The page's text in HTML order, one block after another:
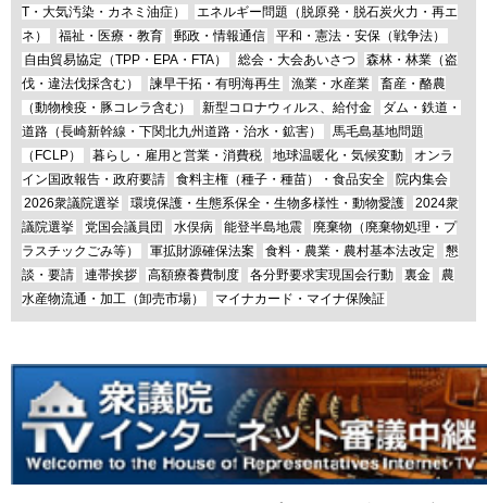
T・大気汚染・カネミ油症）
エネルギー問題（脱原発・脱石炭火力・再エ
ネ）
福祉・医療・教育 郵政・情報通信
平和・憲法・安保（戦争法）
自由貿易協定（TPP・EPA・FTA）
総会・大会あいさつ
森林・林業（盗
伐・違法伐採含む）
諫早干拓・有明海再生 漁業・水産業
畜産・酪農
（動物検疫・豚コレラ含む）
新型コロナウィルス、給付金
ダム・鉄道・
道路（長崎新幹線・下関北九州道路・治水・鉱害）
馬毛島基地問題
（FCLP）
暮らし・雇用と営業・消費税 地球温暖化・気候変動
オンラ
イン国政報告・政府要請
食料主権（種子・種苗）・食品安全
院内集会
2026衆議院選挙
環境保護・生態系保全・生物多様性・動物愛護
2024衆
議院選挙
党国会議員団 水俣病 能登半島地震
廃棄物（廃棄物処理・プ
ラスチックごみ等）
軍拡財源確保法案 食料・農業・農村基本法改定
懇
談・要請
連帯挨拶 高額療養費制度 各分野要求実現国会行動 裏金
農
水産物流通・加工（卸売市場）
マイナカード・マイナ保険証